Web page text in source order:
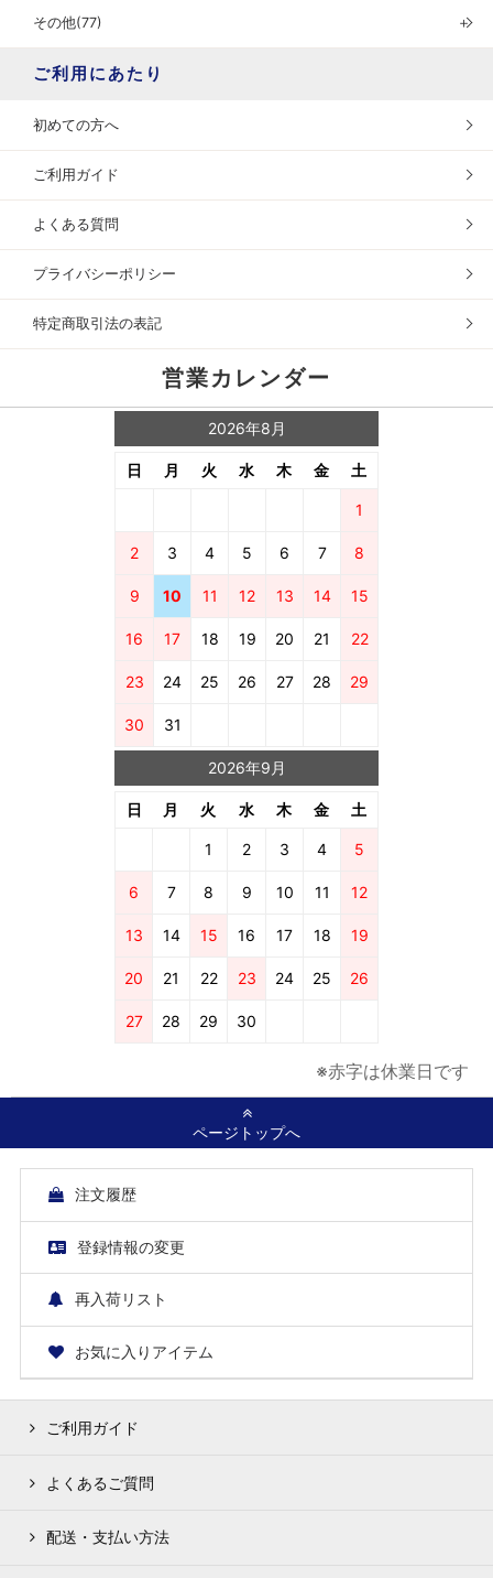
その他(77) ＋
ご利用にあたり
初めての方へ
ご利用ガイド
よくある質問
プライバシーポリシー
特定商取引法の表記
営業カレンダー
2026年8月
日 月 火 水 木 金 土
1
2 3 4 5 6 7 8
9 10 11 12 13 14 15
16 17 18 19 20 21 22
23 24 25 26 27 28 29
30 31
2026年9月
日 月 火 水 木 金 土
1 2 3 4 5
6 7 8 9 10 11 12
13 14 15 16 17 18 19
20 21 22 23 24 25 26
27 28 29 30
※赤字は休業日です
ページトップへ
注文履歴
登録情報の変更
再入荷リスト
お気に入りアイテム
ご利用ガイド
よくあるご質問
配送・支払い方法